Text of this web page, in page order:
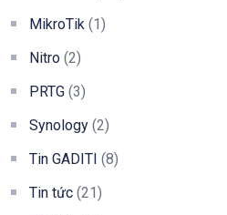
MikroTik (1)
Nitro (2)
PRTG (3)
Synology (2)
Tin GADITI (8)
Tin tức (21)